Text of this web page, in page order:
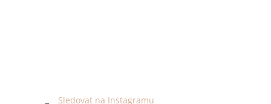
Sledovat na Instagramu